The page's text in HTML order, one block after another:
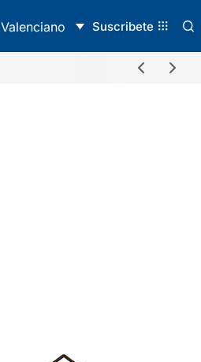
Valenciano Suscribete